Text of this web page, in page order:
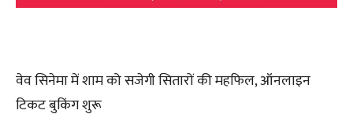
​वेव सिनेमा में शाम को सजेगी सितारों की महफिल, ऑनलाइन
टिकट बुकिंग शुरू